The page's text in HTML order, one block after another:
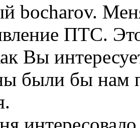
bocharov.
ПТС.
Вы
были бы нам